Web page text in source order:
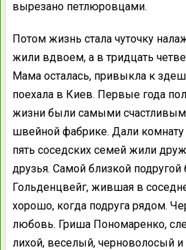
вырезано петлюровцами.
Потом жизнь стала чуточку
жили вдвоем, а в тридцать
Мама осталась, привыкла к
поехала в Киев. Первые года
жизни были самыми
швейной фабрике. Дали комнату
пять соседских семей жили
друзья. Самой близкой
Гольденцвейг, жившая в
хорошо, когда подруга рядом.
любовь. Гриша Пономаренко,
лихой, веселый, черноволосый и